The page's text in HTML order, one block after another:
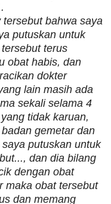
bahwa saya
putuskan untuk
terus
obat habis, dan
dokter
lain masih ada
sekali selama 4
tidak karuan,
gemetar dan
putuskan untuk
dan dia bilang
dengan obat
maka obat tersebut
dan memang